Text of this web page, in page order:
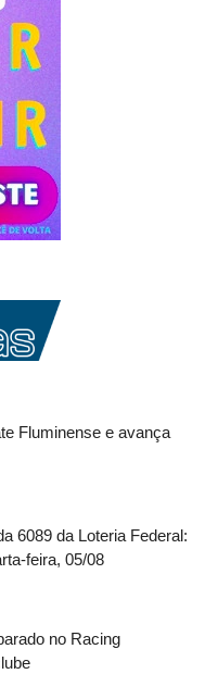
Fluminense e avança
6089 da Loteria Federal:
feira, 05/08
no Racing